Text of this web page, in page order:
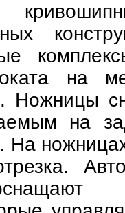
на
Ножницы
на
На